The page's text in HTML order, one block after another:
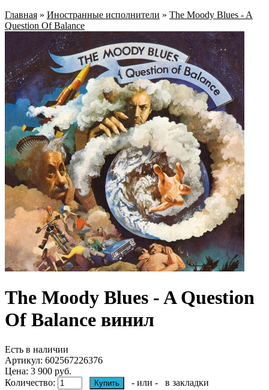
Главная » Иностранные исполнители » The Moody Blues - A
Question Of Balance
The Moody Blues - A Question
Of Balance винил
Есть в наличии
Артикул: 602567226376
Цена: 3 900 руб.
Количество:
- или -
в закладки